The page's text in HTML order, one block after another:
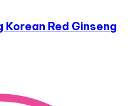
Korean Red Ginseng